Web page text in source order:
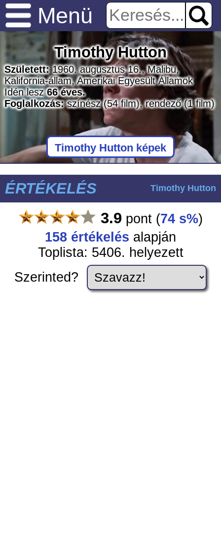
Menü
Timothy Hutton
Született:1960. augusztus 16., Malibu,
Kalifornia-állam, Amerikai Egyesült Államok
Idén lesz66 éves.
Foglalkozás:színész(54 film), rendező(1 film)
Timothy Hutton képek
ÉRTÉKELÉS Timothy Hutton
3.9 pont (74 s%)
158 értékelés alapján
Toplista: 5406. helyezett
Szerinted?